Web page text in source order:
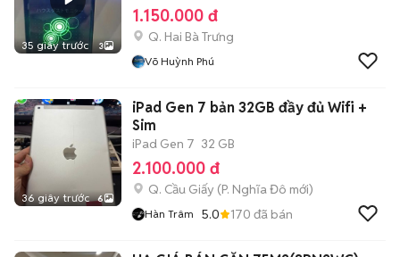
35 giây trước 3
1.150.000 đ
Q. Hai Bà Trưng
Võ Huỳnh Phú
36 giây trước 6
iPad Gen 7 bản 32GB đầy đủ Wifi +
Sim
iPad Gen 7 32 GB
2.100.000 đ
Q. Cầu Giấy (P. Nghĩa Đô mới)
Hàn Trâm 5.0 170 đã bán